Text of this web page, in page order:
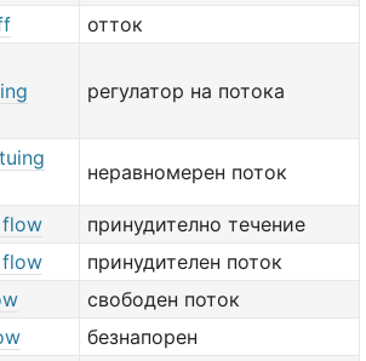
отток
регулатор на потока
неравномерен поток
принудително течение
принудителен поток
свободен поток
безнапорен